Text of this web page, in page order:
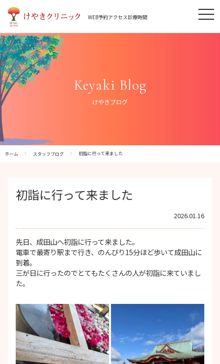
Skip
content
WEB予約アクセス診療時間
Keyaki Blog
けやきブログ
ホーム スタッフブログ 初詣に行って来ました
初詣に行って来ました
2026.01.16
先日、成田山へ初詣に行って来ました。
電車で最寄り駅まで行き、のんびり15分ほど歩いて成田山に
到着。
三が日に行ったのでとてもたくさんの人が初詣に来ていまし
た。